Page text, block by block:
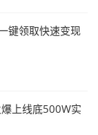
键领取快速变现
上线底500W实